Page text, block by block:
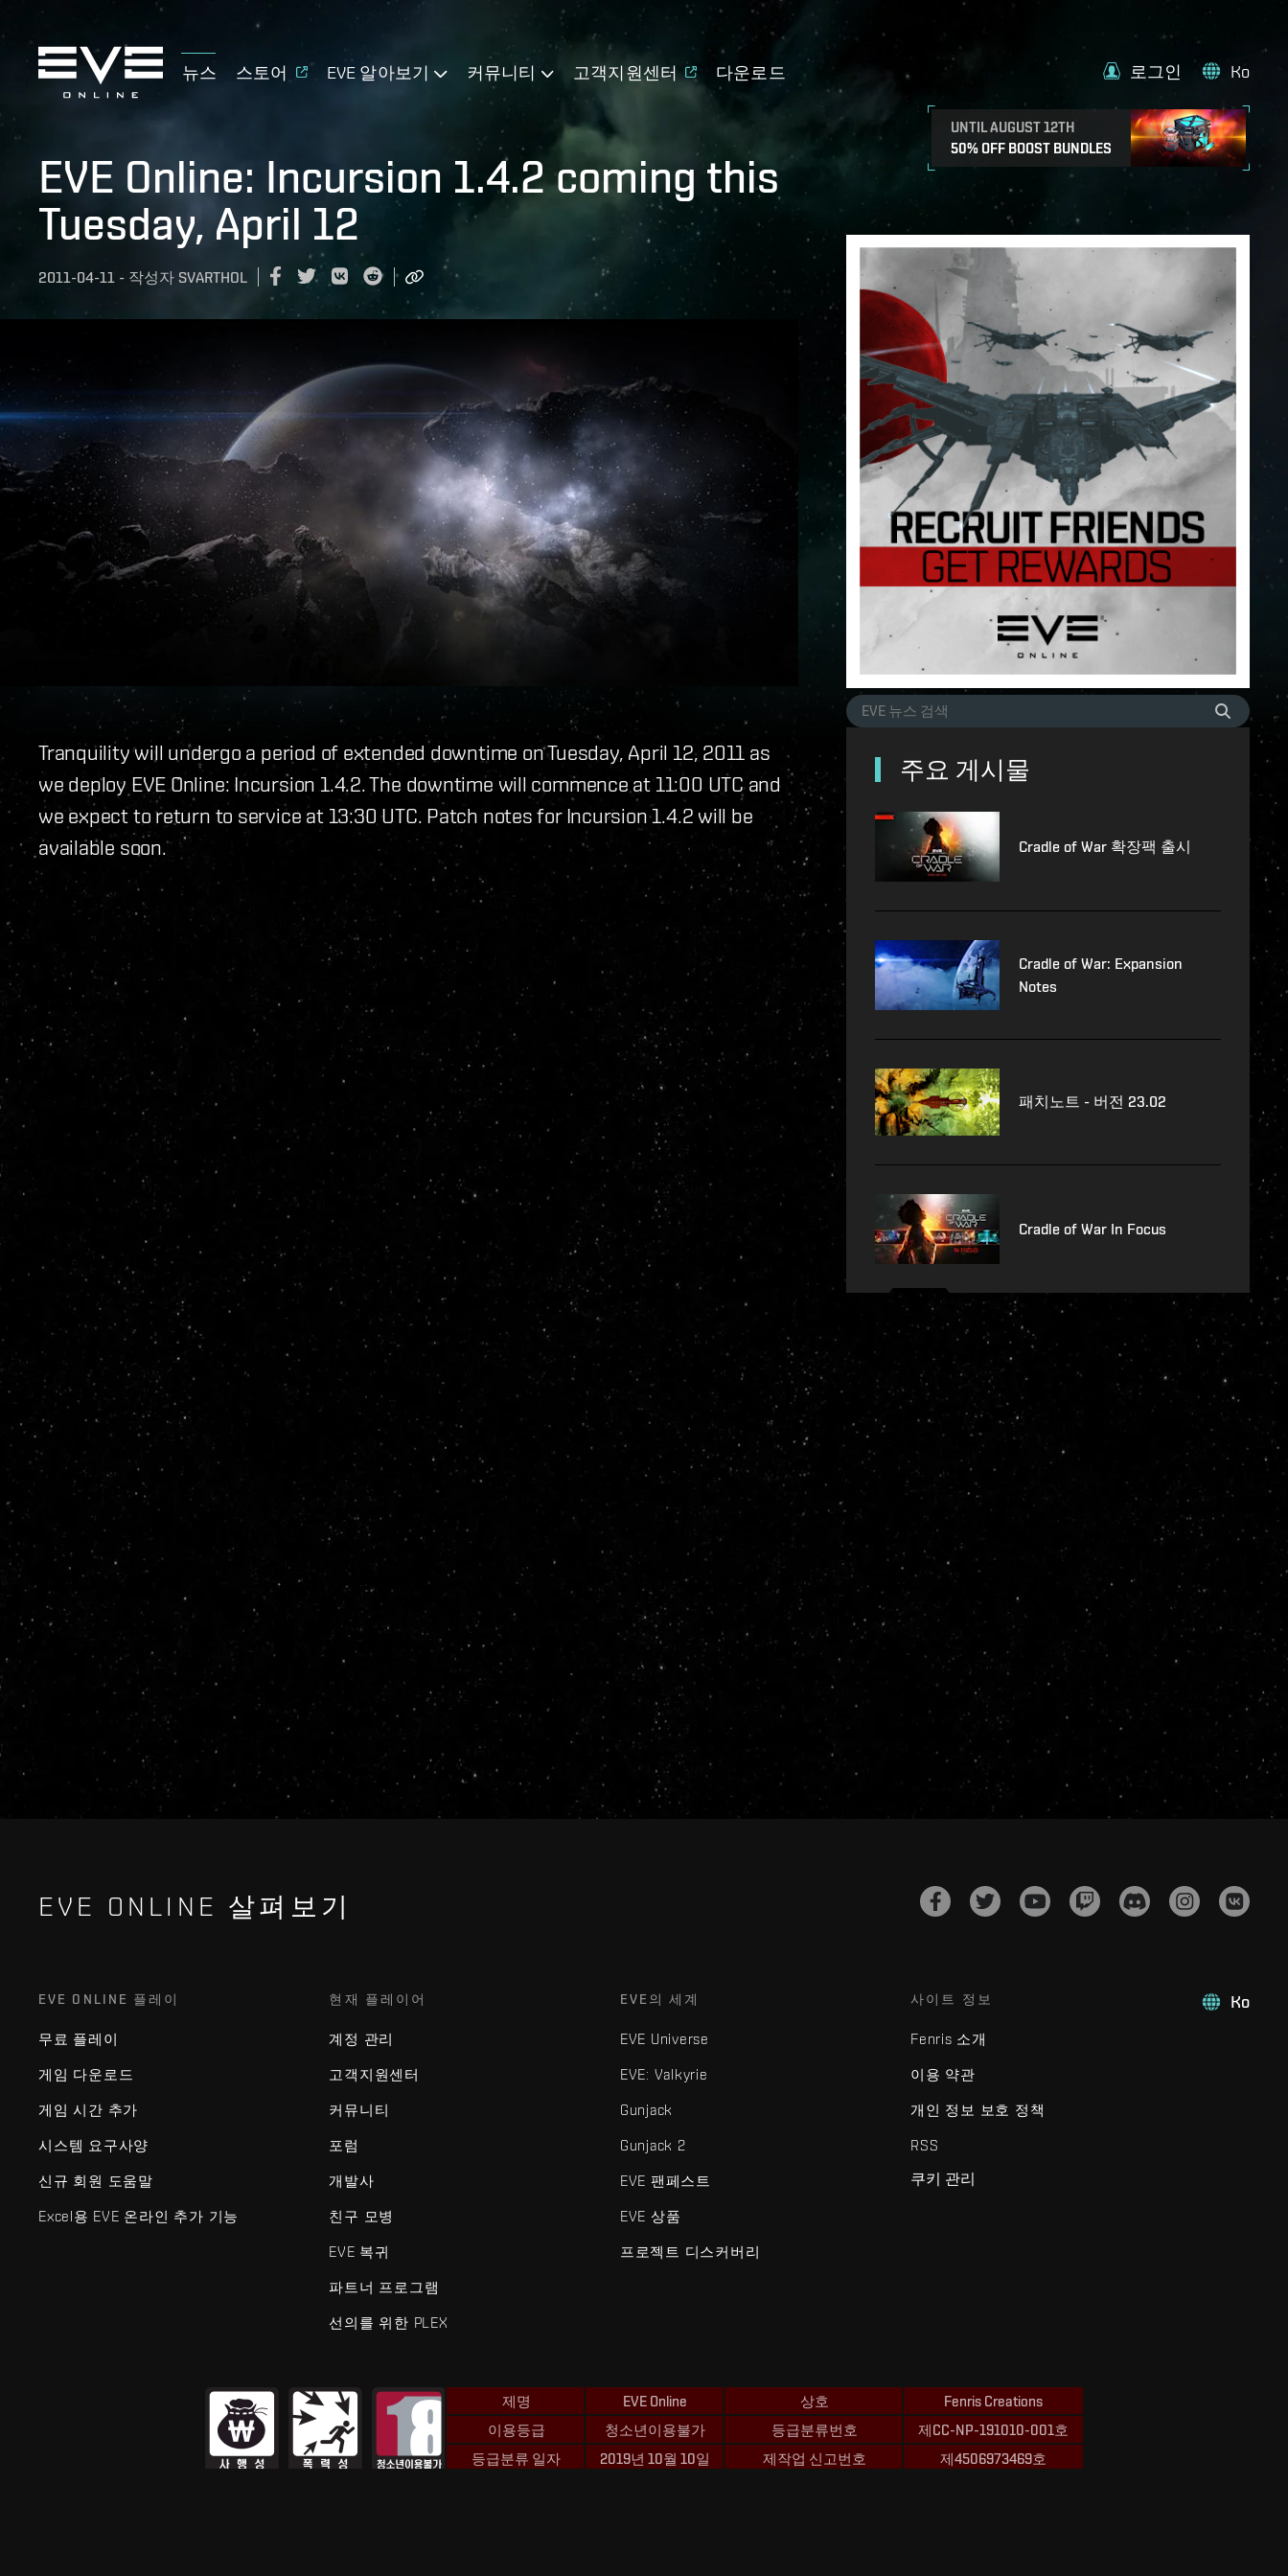
뉴스 스토어 EVE 알아보기 커뮤니티 고객지원센터 다운로드
UNTIL AUGUST 12TH
50% OFF BOOST BUNDLES
로그인 Ko
EVE Online: Incursion 1.4.2 coming this
Tuesday, April 12
2011-04-11 - 작성자 SVARTHOL
Tranquility will undergo a period of extended downtime on Tuesday, April 12, 2011 as
we deploy EVE Online: Incursion 1.4.2. The downtime will commence at 11:00 UTC and
we expect to return to service at 13:30 UTC. Patch notes for Incursion 1.4.2 will be
available soon.
주요 게시물
Cradle of War 확장팩 출시
Cradle of War: Expansion
Notes
패치노트 - 버전 23.02
Cradle of War In Focus
EVE ONLINE 살펴보기
Ko
EVE ONLINE 플레이
무료 플레이
게임 다운로드
게임 시간 추가
시스템 요구사양
신규 회원 도움말
Excel용 EVE 온라인 추가 기능
현재 플레이어
계정 관리
고객지원센터
커뮤니티
포럼
개발사
친구 모병
EVE 복귀
파트너 프로그램
선의를 위한 PLEX
EVE의 세계
EVE Universe
EVE: Valkyrie
Gunjack
Gunjack 2
EVE 팬페스트
EVE 상품
프로젝트 디스커버리
사이트 정보
Fenris 소개
이용 약관
개인 정보 보호 정책
RSS
쿠키 관리
제명
EVE Online
이용등급
청소년이용불가
등급분류 일자
2019년 10월 10일
상호
Fenris Creations
등급분류번호
제CC-NP-191010-001호
제작업 신고번호
제4506973469호